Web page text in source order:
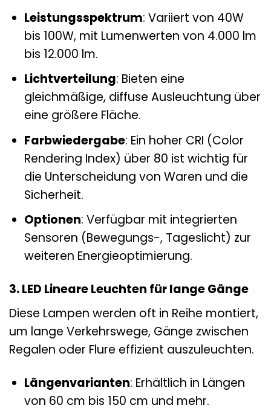
Leistungsspektrum: Variiert von 40W
bis 100W, mit Lumenwerten von 4.000 lm
bis 12.000 lm.
Lichtverteilung: Bieten eine
gleichmäßige, diffuse Ausleuchtung über
eine größere Fläche.
Farbwiedergabe: Ein hoher CRI (Color
Rendering Index) über 80 ist wichtig für
die Unterscheidung von Waren und die
Sicherheit.
Optionen: Verfügbar mit integrierten
Sensoren (Bewegungs-, Tageslicht) zur
weiteren Energieoptimierung.
3. LED Lineare Leuchten für lange Gänge
Diese Lampen werden oft in Reihe montiert,
um lange Verkehrswege, Gänge zwischen
Regalen oder Flure effizient auszuleuchten.
Längenvarianten: Erhältlich in Längen
von 60 cm bis 150 cm und mehr.